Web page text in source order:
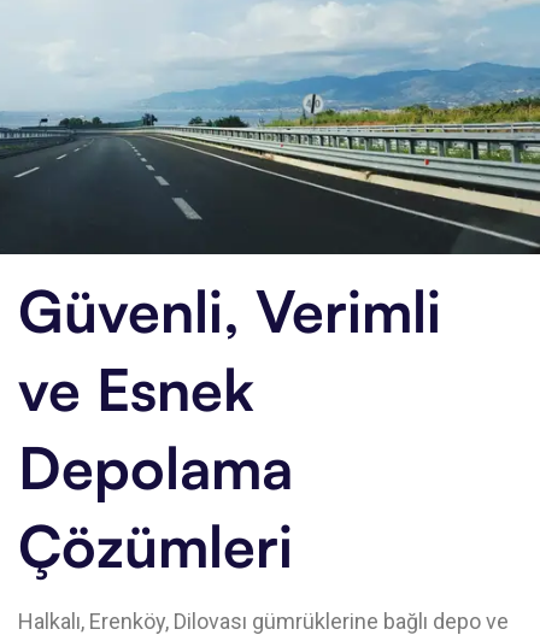
Güvenli, Verimli
ve Esnek
Depolama
Çözümleri
Halkalı, Erenköy, Dilovası gümrüklerine bağlı depo ve